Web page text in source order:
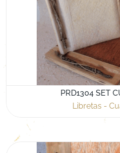
PRD1304 SET
Libretas -